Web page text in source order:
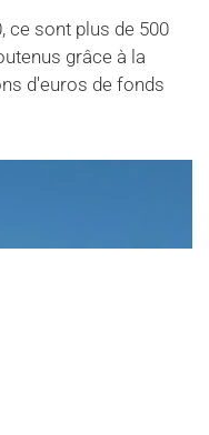
ce sont plus de 500
grâce à la
d'euros de fonds